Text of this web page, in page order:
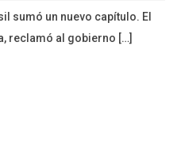
sumó un nuevo capítulo. El
reclamó al gobierno […]